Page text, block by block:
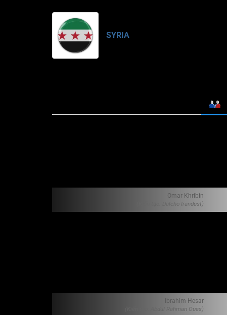
SYRIA
Omar Khribin
(Kiến tạo: Daleho Irandust)
Ibrahim Hesar
(Kiến tạo: Abdul Rahman Oues)